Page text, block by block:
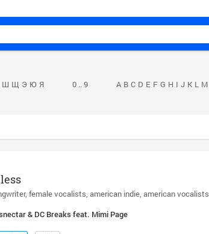
Ш Щ Э Ю Я 0 .. 9 A B C D E F G H I J K L M
female vocalists american indie american vocalists
& DC Breaks feat. Mimi Page